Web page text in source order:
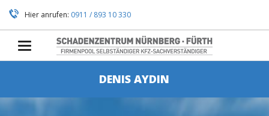
Hier anrufen: 0911 / 893 10 330
DENIS AYDIN